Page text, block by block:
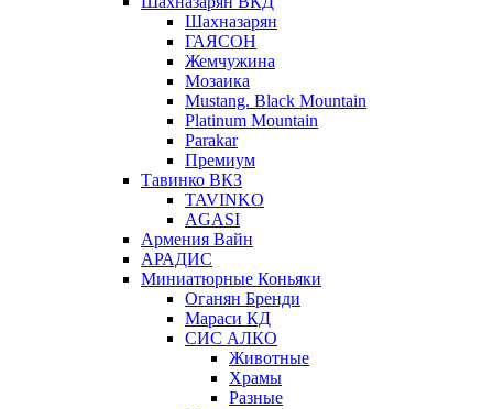
Шахназарян
ГАЯСОН
Жемчужина
Мозаика
Mustang. Black Mountain
Platinum Mountain
Parakar
Премиум
Тавинко ВКЗ
TAVINKO
AGASI
Армения Вайн
АРАДИС
Миниатюрные Коньяки
Оганян Бренди
Мараси КД
СИС АЛКО
Животные
Храмы
Разные